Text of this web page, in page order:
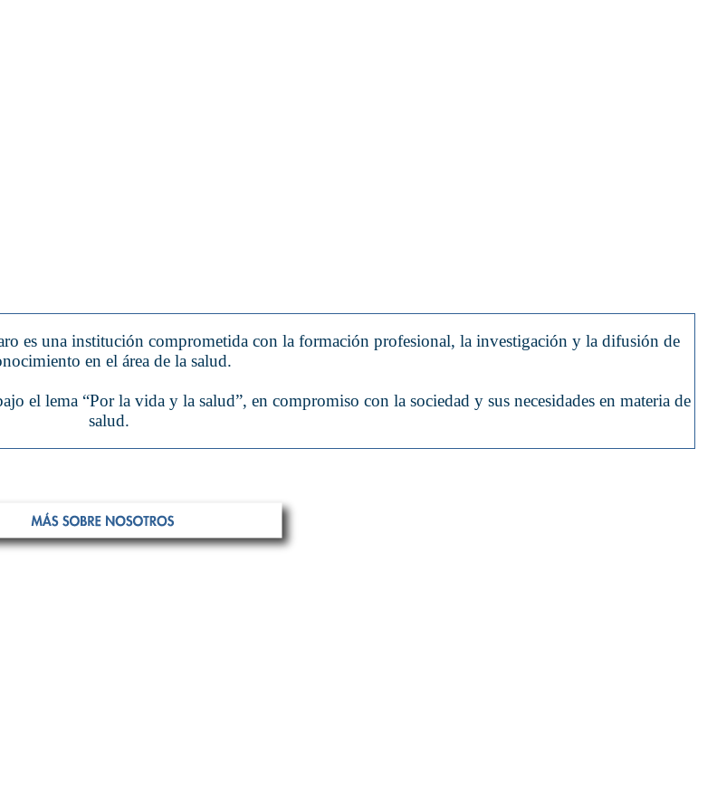
es una institución comprometida con la formación profesional, la investigación y la difusión de
en el área de la salud.
el lema “Por la vida y la salud”, en compromiso con la sociedad y sus necesidades en materia de
salud.